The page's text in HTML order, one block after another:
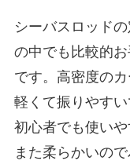
シーバスロッド
の中でも比較的
です。高密度の
軽くて振りやすい
初心者でも使いや
また柔らかいの